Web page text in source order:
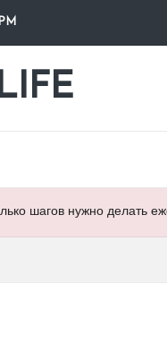
шагов нужно делать